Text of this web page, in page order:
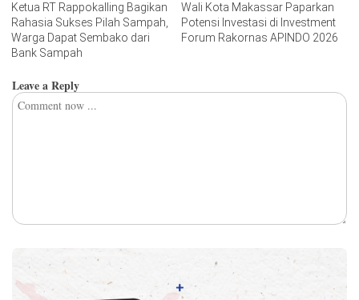
Ketua RT Rappokalling Bagikan
Rahasia Sukses Pilah Sampah,
Warga Dapat Sembako dari
Bank Sampah
Wali Kota Makassar Paparkan
Potensi Investasi di Investment
Forum Rakornas APINDO 2026
Leave a Reply